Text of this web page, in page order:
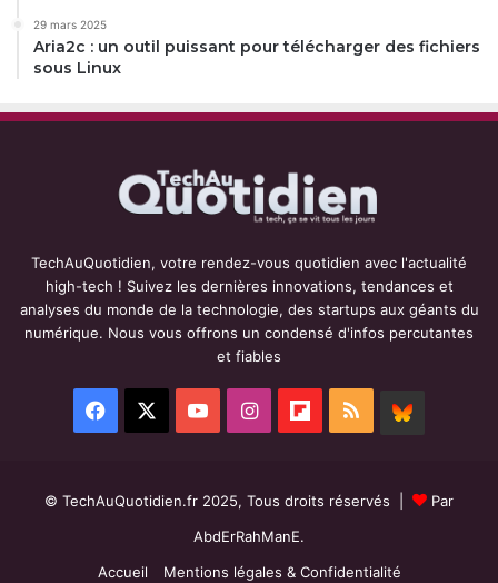
29 mars 2025
Aria2c : un outil puissant pour télécharger des fichiers
sous Linux
TechAuQuotidien, votre rendez-vous quotidien avec l'actualité
high-tech ! Suivez les dernières innovations, tendances et
analyses du monde de la technologie, des startups aux géants du
numérique. Nous vous offrons un condensé d'infos percutantes
et fiables
Facebook YouTubeInstagramFlipboard
RSS
© TechAuQuotidien.fr 2025, Tous droits réservés |
Par
AbdErRahManE.
Accueil
Mentions légales & Confidentialité